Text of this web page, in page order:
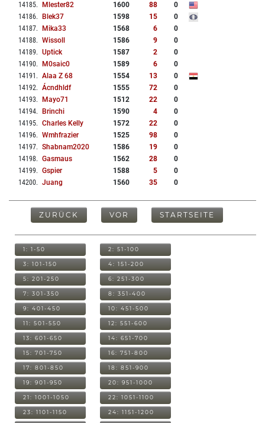
14185. Mlester82 1600 88
0
14186. Blek37 1598 15
0
14187. Mika33 1568 6
0
14188. Wissoll 1586 9
0
14189. Uptick 1587 2
0
14190. M0saic0 1589 6
0
14191 . Alaa Z 68 1554 13
0
14192. Ácndhldf 1555 72
0
14193. Mayo71 1512 22
0
14194. Brinchi 1590 4
0
14195. Charles Kelly 1572 22
0
14196. Wmhfrazier 1525 98
0
14197. Shabnam2020 1586 19
0
14198. Gasmaus 1562 28
0
14199. Gspier 1588 5
0
14200. Juang 1560 35 0
ZURÜCK VOR STARTSEITE
1: 1-50 2: 51-100
3: 101-150 4: 151-200
5: 201-250 6: 251-300
7: 301-350 8: 351-400
9: 401-450 10: 451-500
11: 501-550 12: 551-600
13: 601-650 14: 651-700
15: 701-750 16: 751-800
17: 801-850 18: 851-900
19: 901-950 20: 951-1000
21: 1001-1050 22: 1051-1100
23: 1101-1150 24: 1151-1200